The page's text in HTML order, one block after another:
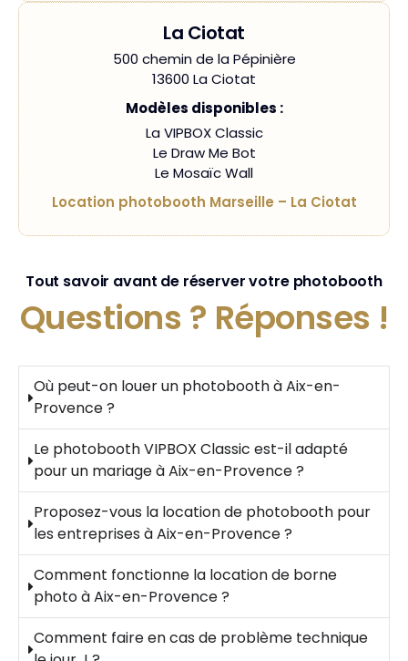
La Ciotat
500 chemin de la Pépinière
13600 La Ciotat
Modèles disponibles :
La VIPBOX Classic
Le Draw Me Bot
Le Mosaïc Wall
Location photobooth Marseille – La Ciotat
Tout savoir avant de réserver votre photobooth
Questions ? Réponses !
Où peut-on louer un photobooth à Aix-en-
Provence ?
Le photobooth VIPBOX Classic est-il adapté
pour un mariage à Aix-en-Provence ?
Proposez-vous la location de photobooth pour
les entreprises à Aix-en-Provence ?
Comment fonctionne la location de borne
photo à Aix-en-Provence ?
Comment faire en cas de problème technique